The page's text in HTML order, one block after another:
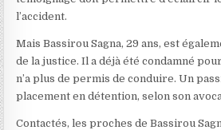
l’accident.
Mais Bassirou Sagna, 29 ans, est
de la justice. Il a déjà été condamné
n’a plus de permis de conduire. Un
placement en détention, selon son
Contactés, les proches de Bassirou